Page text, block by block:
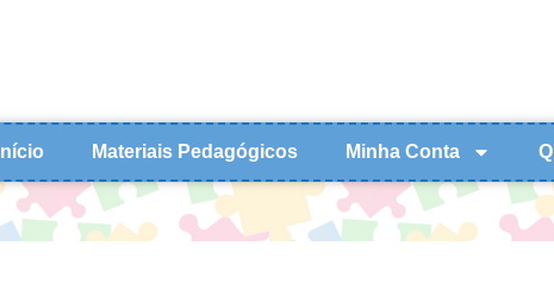
Início Materiais Pedagógicos Minha Conta